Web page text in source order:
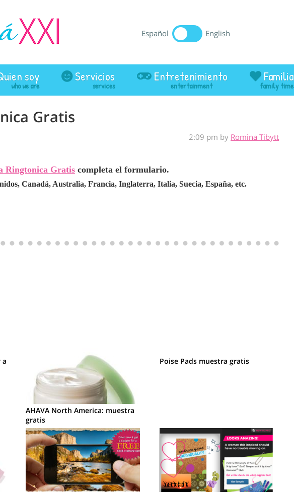
Español English
soy Servicios Entretenimiento Familia
Gratis
2:09 pm by Romina Tibytt
Ringtonica Gratis completa el formulario.
Canadá, Australia, Francia, Inglaterra, Italia, Suecia, España, etc.
a
AHAVA North America: muestra
gratis
Poise Pads muestra gratis